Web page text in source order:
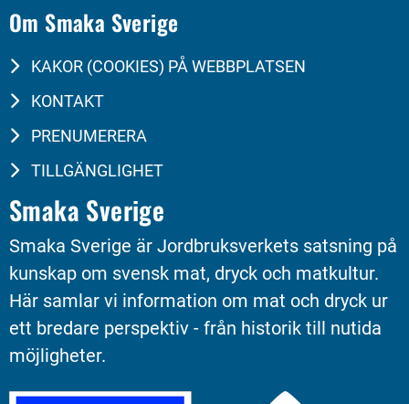
Om Smaka Sverige
KAKOR (COOKIES) PÅ WEBBPLATSEN
KONTAKT
PRENUMERERA
TILLGÄNGLIGHET
Smaka Sverige
Smaka Sverige är Jordbruksverkets satsning på
kunskap om svensk mat, dryck och matkultur.
Här samlar vi information om mat och dryck ur
ett bredare perspektiv - från historik till nutida
möjligheter.